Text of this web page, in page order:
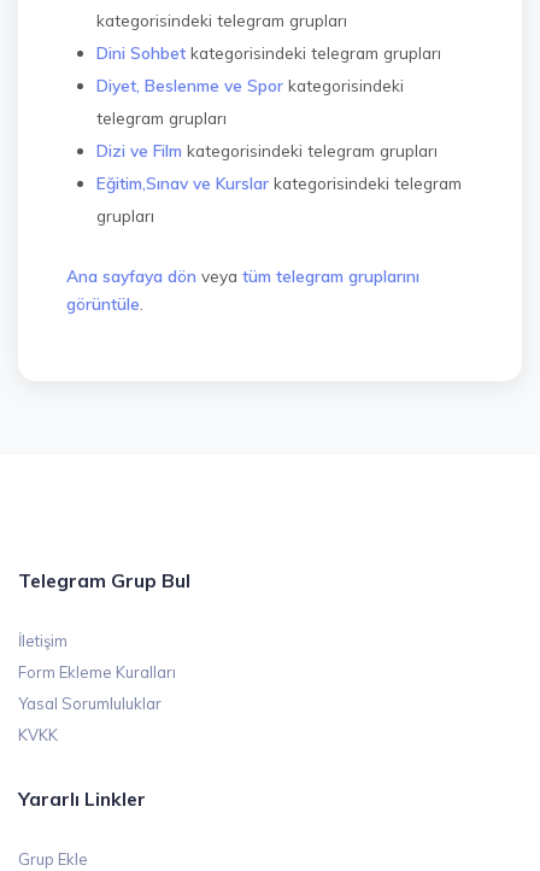
kategorisindeki telegram grupları
Dini Sohbet kategorisindeki telegram grupları
Diyet, Beslenme ve Spor kategorisindeki
telegram grupları
Dizi ve Film kategorisindeki telegram grupları
Eğitim,Sınav ve Kurslar kategorisindeki telegram
grupları
Ana sayfaya dön veya tüm telegram gruplarını
görüntüle
Telegram Grup Bul
İletişim
Form Ekleme Kuralları
Yasal Sorumluluklar
KVKK
Yararlı Linkler
Grup Ekle